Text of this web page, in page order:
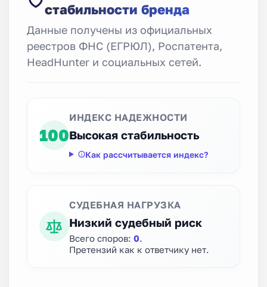
стабильности бренда
Данные получены из официальных
реестров ФНС (ЕГРЮЛ), Роспатента,
HeadHunter и социальных сетей.
100
ИНДЕКС НАДЕЖНОСТИ
Высокая стабильность
Как рассчитывается индекс?
СУДЕБНАЯ НАГРУЗКА
Низкий судебный риск
Всего споров: 0
Претензий как к ответчику нет.